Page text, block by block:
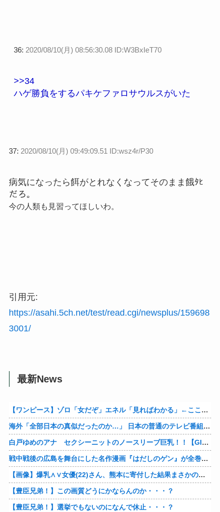
36: 2020/08/10(月) 08:56:30.08 ID:W3BxIeT70
>>34
ハゲ勝負をするパキケファロサウルスがいた
37: 2020/08/10(月) 09:49:09.51 ID:wsz4r/P30
病気になったら餌がとれなくなってそのまま餓ﾀﾋ
だろ。
今の人類も見習ってほしいわ。
引用元:
https://asahi.5ch.net/test/read.cgi/newsplus/159698
3001/
最新News
【ワンピース】ゾロ「女だぞ」エネル「見ればわかる」←ここ好きすぎるｗｗｗｗｗｗｗｗｗｗｗｗｗ
海外「全部日本の真似だったのか…」 日本の普通のテレビ番組が最新SNSの数十年先を行っていたと話題に
白戸ゆめのアナ セクシーニットのノースリーブ巨乳！！【GIF動画あり】
戦中戦後の広島を舞台にした名作漫画『はだしのゲン』が全巻50％オフで買える激安セール開催！！このチャンスを見逃すな！！
【画像】爆乳∧∨女優(22)さん、熊本に寄付した結果まさかの事態に・・・・・・
【豊臣兄弟！】この画質どうにかならんのか・・・？
【豊臣兄弟！】選挙でもないのになんで休止・・・？